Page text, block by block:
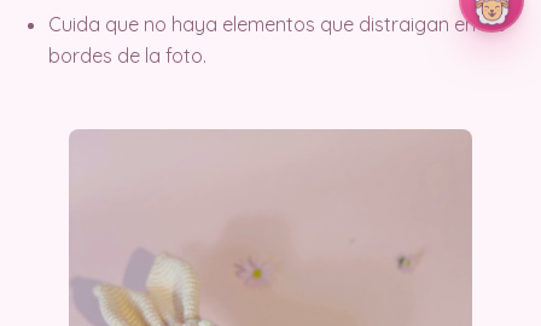
Cuida que no haya elementos que distraigan en los
bordes de la foto.